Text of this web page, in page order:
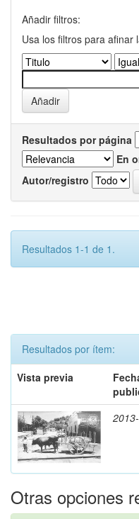
Añadir filtros:
Usa los filtros para afinar
Resultados por página
En
Autor/registro
Resultados 1-1 de 1.
Resultados por ítem:
Vista previa
Otras opciones